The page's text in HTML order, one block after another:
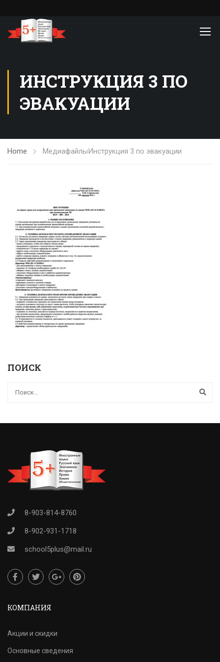
ИНСТРУКЦИЯ 3 ПО
ЭВАКУАЦИИ
Home МедиафайлыИнструкция 3 по эвакуации
ПОИСК
8-903-814-8760
8-902-931-1718
school5plus@mail.ru
КОМПАНИЯ
Акции и скидки
Основные сведения